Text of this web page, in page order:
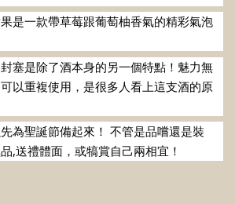
是一款帶草莓跟葡萄柚香氣的精彩氣泡
塞是除了酒本身的另一個特點！魅力無
以重複使用，是很多人看上這支酒的原
為聖誕節備起來！ 不管是品嚐還是裝
,送禮體面，或犒賞自己兩相宜！